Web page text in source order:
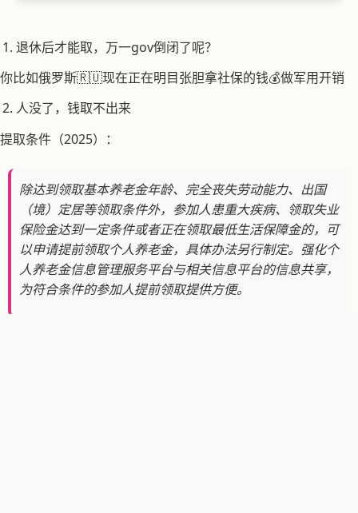
退休后才能取，万一gov倒闭了呢？
你比如俄罗斯🇷🇺现在正在明目张胆拿社保的钱💰做军用开销
人没了，钱取不出来
提取条件（2025）：
除达到领取基本养老金年龄、完全丧失劳动能力、出国
（境）定居等领取条件外，参加人患重大疾病、领取失业
保险金达到一定条件或者正在领取最低生活保障金的，可
以申请提前领取个人养老金，具体办法另行制定。强化个
人养老金信息管理服务平台与相关信息平台的信息共享，
为符合条件的参加人提前领取提供方便。